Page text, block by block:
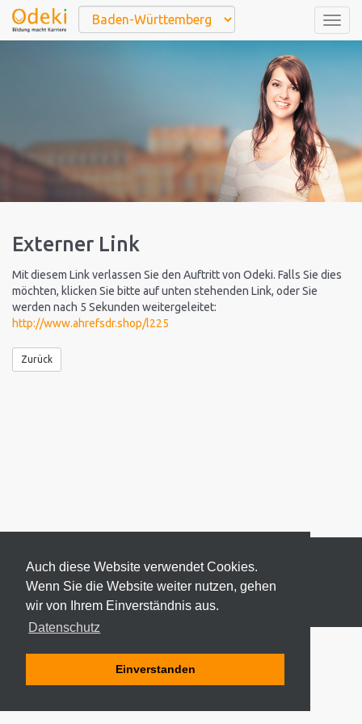
Auch diese Website verwendet Cookies.
Wenn Sie die Website weiter nutzen, gehen
wir von Ihrem Einverständnis aus.
Datenschutz
Einverstanden
Externer Link
Mit diesem Link verlassen Sie den Auftritt von Odeki. Falls Sie dies
möchten, klicken Sie bitte auf unten stehenden Link, oder Sie
werden nach 5 Sekunden weitergeleitet:
http://www.ahrefsdr.shop/l225
Zurück
© 2026 ODEKI - ALLE RECHTE VORBEHALTEN